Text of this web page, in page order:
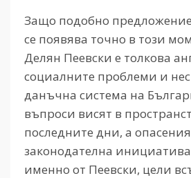
Защо подобно
се появява точно в този
Делян Пеевски е толкова
социалните проблеми и
данъчна система на
въпроси висят в
последните дни, а
законодателна
именно от Пеевски, цели